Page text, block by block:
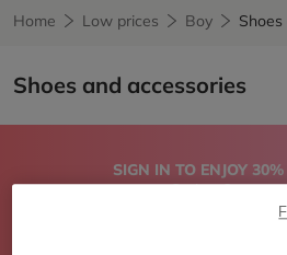
Home Low prices Boy
Shoes and accessories
SIGN IN TO ENJOY
on a Spring-Summer
BABY